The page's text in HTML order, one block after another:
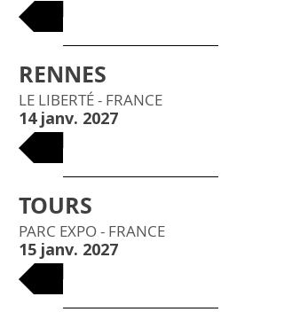
RENNES
LE LIBERTÉ - FRANCE
14 janv. 2027
TOURS
PARC EXPO - FRANCE
15 janv. 2027